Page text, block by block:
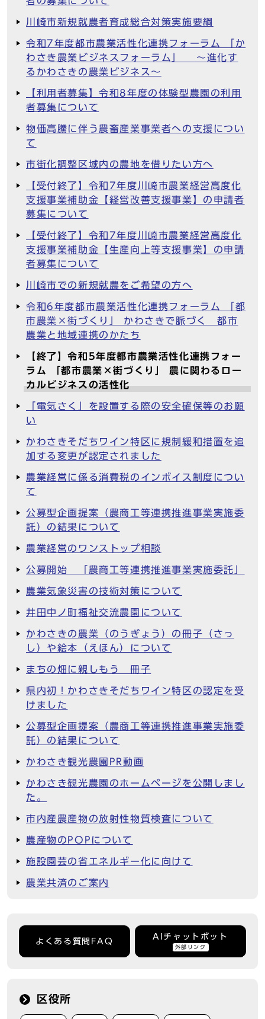
川崎市新規就農者育成総合対策実施要綱
令和7年度都市農業活性化連携フォーラム 「か
わさき農業ビジネスフォーラム」 ～進化す
るかわさきの農業ビジネス～
【利用者募集】令和8年度の体験型農園の利用
者募集について
物価高騰に伴う農畜産業事業者への支援につい
て
市街化調整区域内の農地を借りたい方へ
【受付終了】令和7年度川崎市農業経営高度化
支援事業補助金【経営改善支援事業】の申請者
募集について
【受付終了】令和7年度川崎市農業経営高度化
支援事業補助金【生産向上等支援事業】の申請
者募集について
川崎市での新規就農をご希望の方へ
令和6年度都市農業活性化連携フォーラム 「都
市農業×街づくり」 かわさきで脈づく 都市
農業と地域連携のかたち
【終了】令和5年度都市農業活性化連携フォー
ラム 「都市農業×街づくり」 農に関わるロー
カルビジネスの活性化
「電気さく」を設置する際の安全確保等のお願
い
かわさきそだちワイン特区に規制緩和措置を追
加する変更が認定されました
農業経営に係る消費税のインボイス制度につい
て
公募型企画提案（農商工等連携推進事業実施委
託）の結果について
農業経営のワンストップ相談
公募開始 「農商工等連携推進事業実施委託」
農業気象災害の技術対策について
井田中ノ町福祉交流農園について
かわさきの農業（のうぎょう）の冊子（さっ
し）や絵本（えほん）について
まちの畑に親しもう 冊子
県内初！かわさきそだちワイン特区の認定を受
けました
公募型企画提案（農商工等連携推進事業実施委
託）の結果について
かわさき観光農園PR動画
かわさき観光農園のホームページを公開しまし
た。
市内産農産物の放射性物質検査について
農産物のPOPについて
施設園芸の省エネルギー化に向けて
農業共済のご案内
よくある質問FAQ
AIチャットボット
外部リンク
区役所